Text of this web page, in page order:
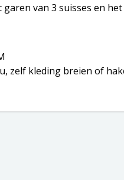
van 3 suisses en
zelf kleding breien of